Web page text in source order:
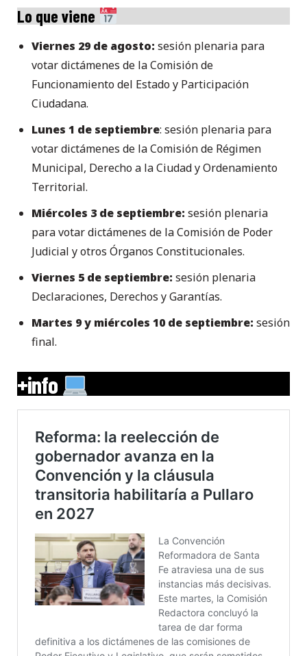
Lo que viene
Viernes 29 de agosto: sesión plenaria para
votar dictámenes de la Comisión de
Funcionamiento del Estado y Participación
Ciudadana.
Lunes 1 de septiembre: sesión plenaria para
votar dictámenes de la Comisión de Régimen
Municipal, Derecho a la Ciudad y Ordenamiento
Territorial.
Miércoles 3 de septiembre: sesión plenaria
para votar dictámenes de la Comisión de Poder
Judicial y otros Órganos Constitucionales.
Viernes 5 de septiembre: sesión plenaria
Declaraciones, Derechos y Garantías.
Martes 9 y miércoles 10 de septiembre: sesión
final.
+info